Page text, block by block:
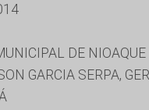
DE NIOAQUE
GARCIA SERPA,